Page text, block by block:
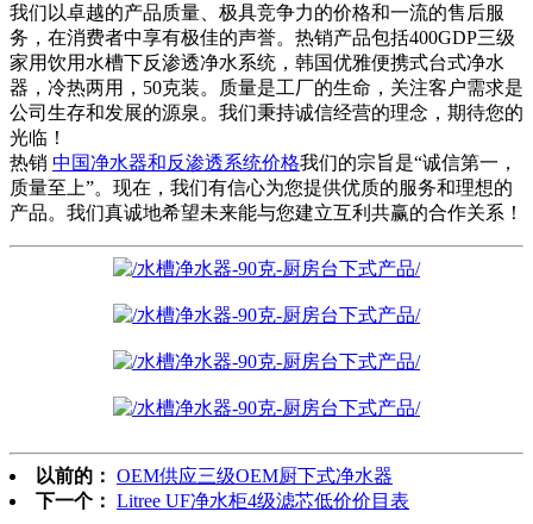
我们以卓越的产品质量、极具竞争力的价格和一流的售后服
务，在消费者中享有极佳的声誉。热销产品包括400GDP三级
家用饮用水槽下反渗透净水系统，韩国优雅便携式台式净水
器，冷热两用，50克装。质量是工厂的生命，关注客户需求是
公司生存和发展的源泉。我们秉持诚信经营的理念，期待您的
光临！
热销 中国净水器和反渗透系统价格我们的宗旨是“诚信第一，
质量至上”。现在，我们有信心为您提供优质的服务和理想的
产品。我们真诚地希望未来能与您建立互利共赢的合作关系！
以前的： OEM供应三级OEM厨下式净水器
下一个： Litree UF净水柜4级滤芯低价价目表